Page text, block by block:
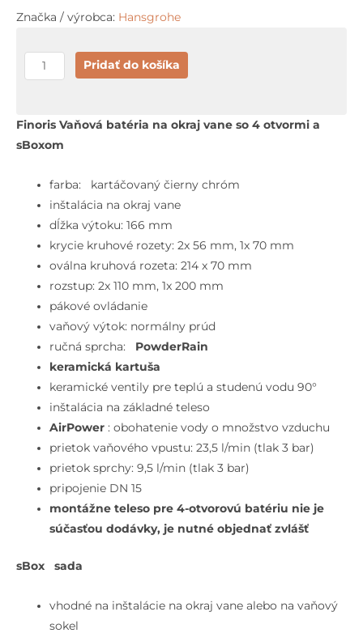
Značka / výrobca: Hansgrohe
množstvo
Hansgrohe
Batéria
na
vane,
otvorová
inštalácia,
sBox,
kefovaný
čierny
chróm
Pridať do košíka
Finoris Vaňová batéria na okraj vane so 4 otvormi a
sBoxom
farba: kartáčovaný čierny chróm
inštalácia na okraj vane
dĺžka výtoku: 166 mm
krycie kruhové rozety: 2x 56 mm, 1x 70 mm
oválna kruhová rozeta: 214 x 70 mm
rozstup: 2x 110 mm, 1x 200 mm
pákové ovládanie
vaňový výtok: normálny prúd
ručná sprcha: PowderRain
keramická kartuša
keramické ventily pre teplú a studenú vodu 90°
inštalácia na základné teleso
AirPower: obohatenie vody o množstvo vzduchu
prietok vaňového vpustu: 23,5 l/min (tlak 3 bar)
prietok sprchy: 9,5 l/min (tlak 3 bar)
pripojenie DN 15
montážne teleso pre 4-otvorovú batériu nie je
súčasťou dodávky, je nutné objednať zvlášť
sBox sada
vhodné na inštalácie na okraj vane alebo na vaňový
sokel